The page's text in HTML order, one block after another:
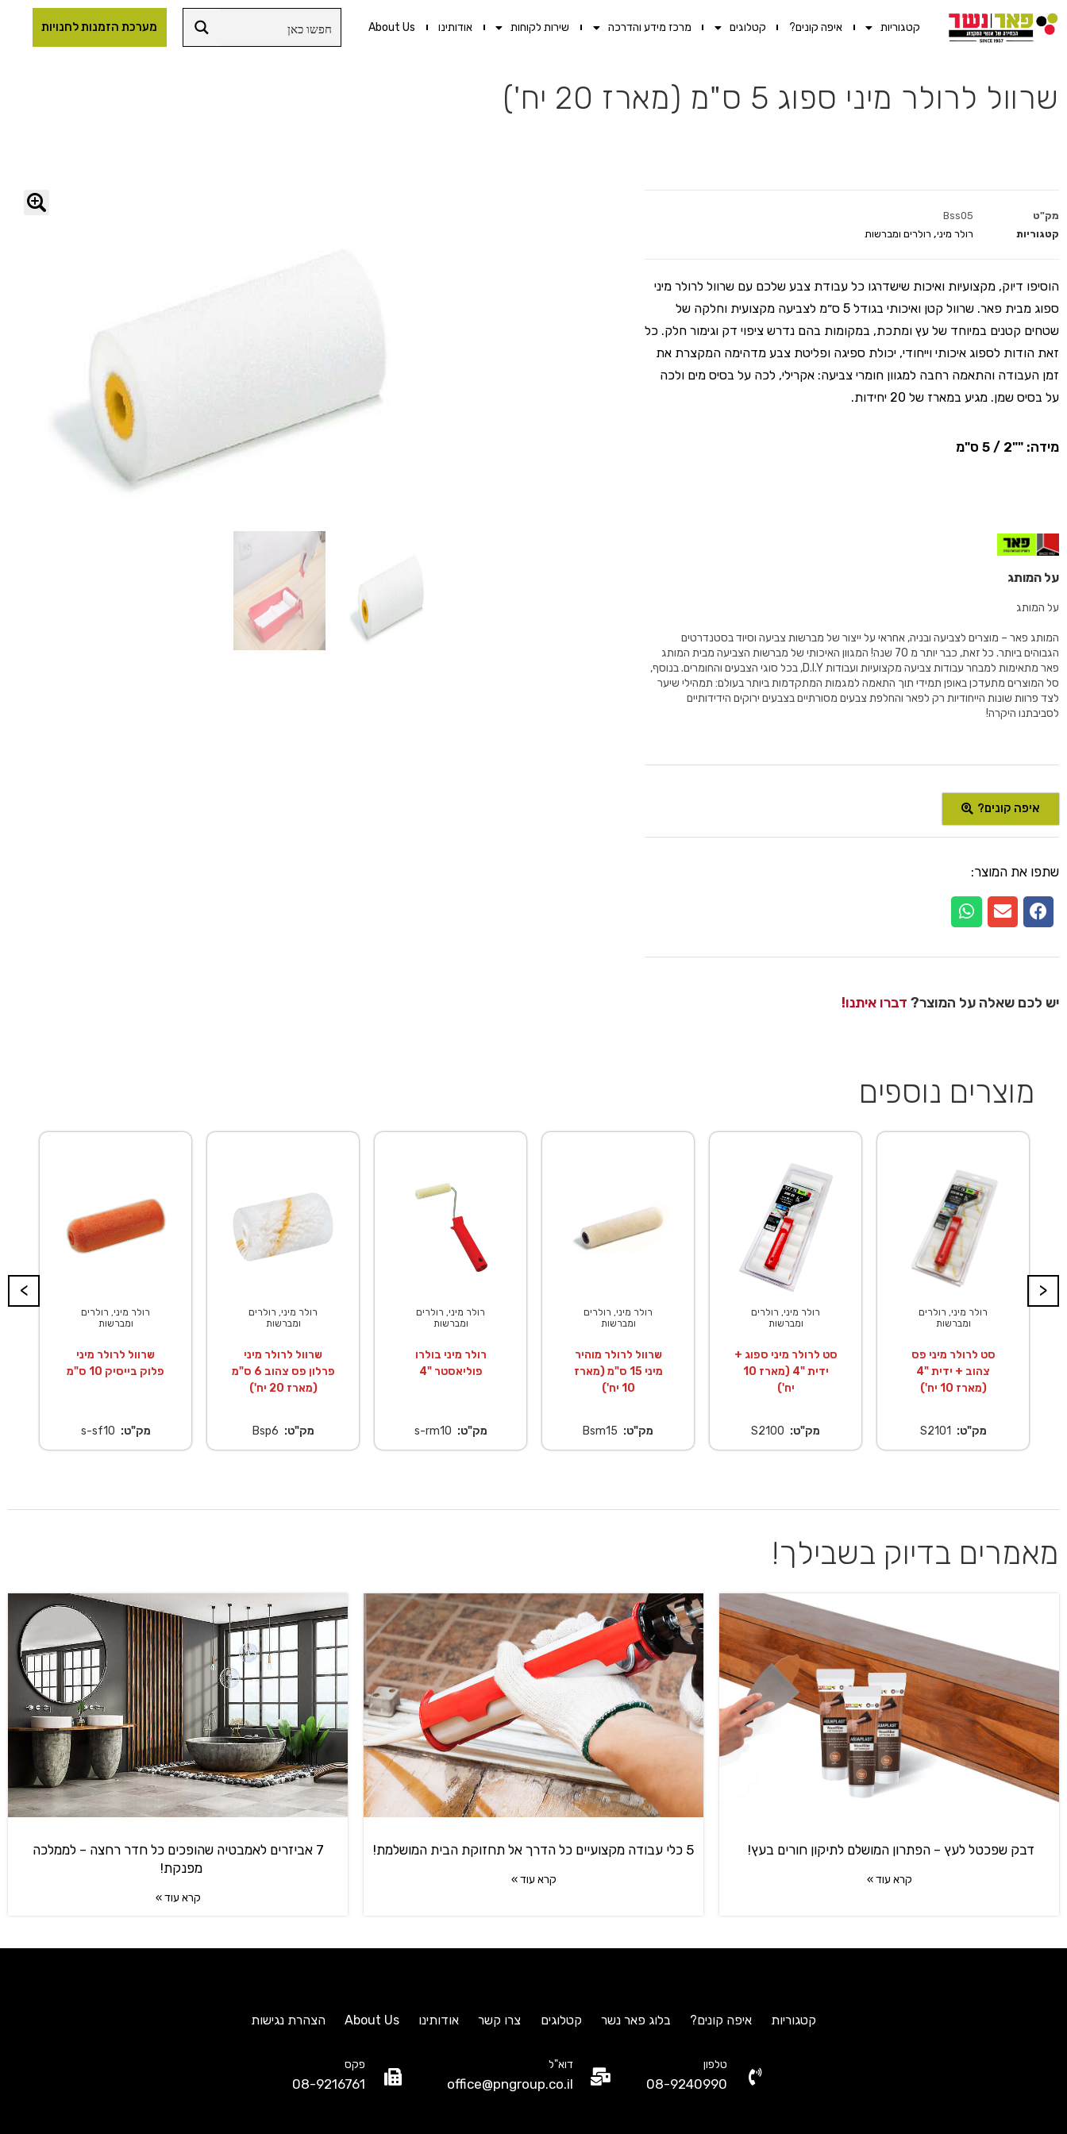
קטגוריות איפה קונים? קטלוגים מרכז מידע והדרכה שירות לקוחות אודותינו About Us מערכת הזמנות לחנויות
שרוול לרולר מיני ספוג 5 ס"מ (מארז 20 יח')
מק"ט
Bss05
קטגוריות
רולר מיני, רולרים ומברשות
הוסיפו דיוק, מקצועיות ואיכות שישדרגו כל עבודת צבע שלכם עם שרוול לרולר מיני
ספוג מבית פאר. שרוול קטן ואיכותי בגודל 5 ס״מ לצביעה מקצועית וחלקה של
שטחים קטנים במיוחד של עץ ומתכת, במקומות בהם נדרש ציפוי דק וגימור חלק. כל
זאת הודות לספוג איכותי וייחודי, יכולת ספיגה ופליטת צבע מדהימה המקצרת את
זמן העבודה והתאמה רחבה למגוון חומרי צביעה: אקרילי, לכה על בסיס מים ולכה
על בסיס שמן. מגיע במארז של 20 יחידות.
מידה: ""2 / 5 ס"מ
על המותג
על המותג
המותג פאר – מוצרים לצביעה ובניה, אחראי על ייצור של מברשות צביעה וסיוד בסטנדרטים
הגבוהים ביותר. כל זאת, כבר יותר מ 70 שנה! המגוון האיכותי של מברשות הצביעה מבית המותג
פאר מתאימות למבחר עבודות צביעה מקצועיות ועבודות D.I.Y, בכל סוגי הצבעים והחומרים. בנוסף,
סל המוצרים מתעדכן באופן תמידי תוך התאמה למגמות המתקדמות ביותר בעולם: תמהילי שיער
לצד פרוות שונות הייחודיות רק לפאר והחלפת צבעים מסורתיים בצבעים ירוקים הידידותיים
לסביבתנו היקרה!
איפה קונים?
שתפו את המוצר:
יש לכם שאלה על המוצר? דברו איתנו!
מוצרים נוספים
>
רולר מיני, רולרים
ומברשות
סט לרולר מיני פס
צהוב + ידית "4
(מארז 10 יח')
מק"ט: S2101
רולר מיני, רולרים
ומברשות
סט לרולר מיני ספוג +
ידית "4 (מארז 10
יח')
מק"ט: S2100
רולר מיני, רולרים
ומברשות
שרוול לרולר מוהיר
מיני 15 ס"מ (מארז
10 יח')
מק"ט: Bsm15
רולר מיני, רולרים
ומברשות
רולר מיני בולרו
פוליאסטר "4
מק"ט: s-rm10
רולר מיני, רולרים
ומברשות
שרוול לרולר מיני
פרלון פס צהוב 6 ס"מ
(מארז 20 יח')
מק"ט: Bsp6
רולר מיני, רולרים
ומברשות
שרוול לרולר מיני
פלוק בייסיק 10 ס"מ
מק"ט: s-sf10
<
מאמרים בדיוק בשבילך!
דבק שפכטל לעץ – הפתרון המושלם לתיקון חורים בעץ!
קרא עוד »
5 כלי עבודה מקצועיים כל הדרך אל תחזוקת הבית המושלמת!
קרא עוד »
7 אביזרים לאמבטיה שהופכים כל חדר רחצה – לממלכה
מפנקת!
קרא עוד »
קטגוריות איפה קונים? בלוג פאר נשר קטלוגים צרו קשר אודותינו About Us הצהרת נגישות
טלפון
08-9240990
דוא"ל
office@pngroup.co.il
פקס
08-9216761